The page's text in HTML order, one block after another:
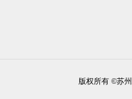
版权所有 ©苏